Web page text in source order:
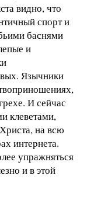
видно, что
спорт и
баснями
и
Язычники
И сейчас
клеветами,
на всю
интернета.
упражняться
и в этой